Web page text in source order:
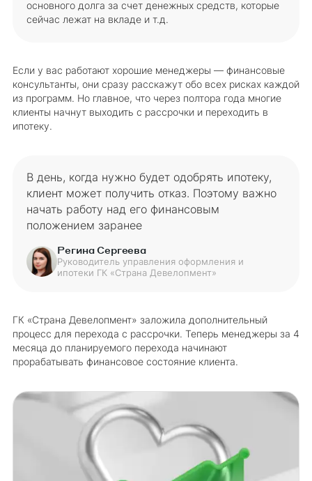
основного долга за счет денежных средств, которые
сейчас лежат на вкладе и т.д.
Если у вас работают хорошие менеджеры — финансовые
консультанты, они сразу расскажут обо всех рисках каждой
из программ. Но главное, что через полтора года многие
клиенты начнут выходить с рассрочки и переходить в
ипотеку.
В день, когда нужно будет одобрять ипотеку,
клиент может получить отказ. Поэтому важно
начать работу над его финансовым
положением заранее
Регина Сергеева
Руководитель управления оформления и
ипотеки ГК «Страна Девелопмент»
ГК «Страна Девелопмент» заложила дополнительный
процесс для перехода с рассрочки. Теперь менеджеры за 4
месяца до планируемого перехода начинают
прорабатывать финансовое состояние клиента.